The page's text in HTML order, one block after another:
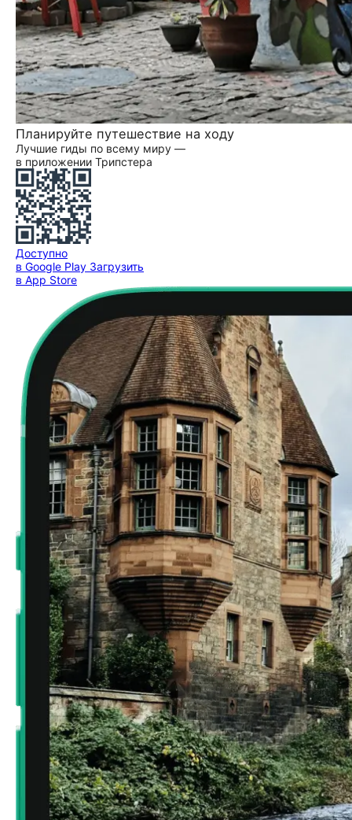
Планируйте путешествие на ходу
Лучшие гиды по всему миру —
в приложении Трипстера
Доступно
в Google Play Загрузить
в App Store